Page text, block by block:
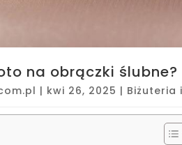
na obrączki ślubne?
| kwi 26, 2025 | Biżuteria